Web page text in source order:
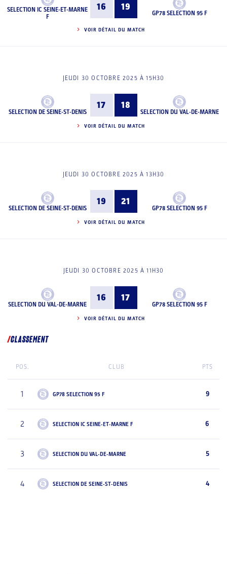
SELECTION IC SEINE-ET-MARNE
F
16 19
GP78 SELECTION 95 F
VOIR DÉTAIL DU MATCH
JEUDI 30 OCTOBRE 2025 À 15H30
SELECTION DE SEINE-ST-DENIS
17 18
SELECTION DU VAL-DE-MARNE
VOIR DÉTAIL DU MATCH
JEUDI 30 OCTOBRE 2025 À 13H30
SELECTION DE SEINE-ST-DENIS
19 21
GP78 SELECTION 95 F
VOIR DÉTAIL DU MATCH
JEUDI 30 OCTOBRE 2025 À 11H30
SELECTION DU VAL-DE-MARNE
16 17
GP78 SELECTION 95 F
VOIR DÉTAIL DU MATCH
CLASSEMENT
POS. CLUB PTS
1 GP78 SELECTION 95 F 9
2 SELECTION IC SEINE-ET-MARNE F 6
3 SELECTION DU VAL-DE-MARNE 5
4 SELECTION DE SEINE-ST-DENIS 4